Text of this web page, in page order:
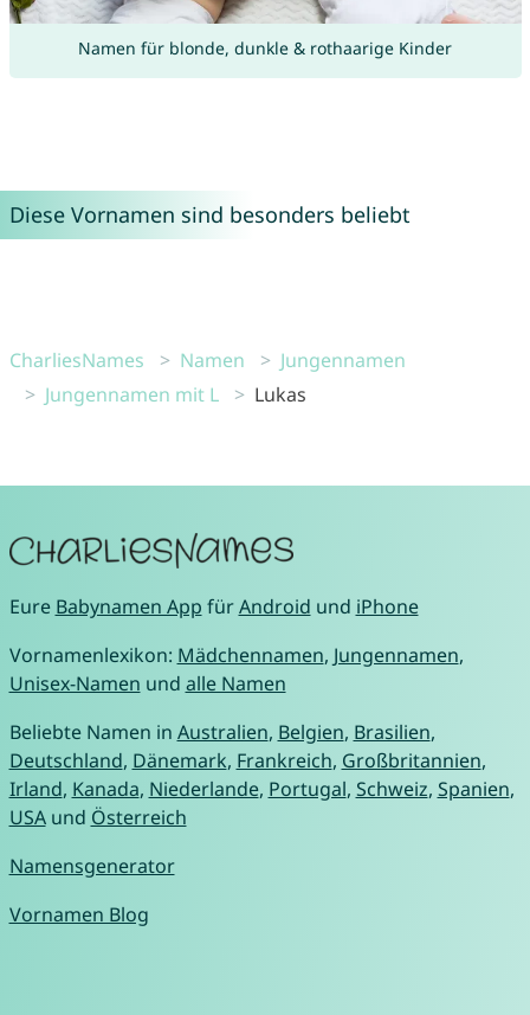
Namen für blonde, dunkle & rothaarige Kinder
Diese Vornamen sind besonders beliebt
CharliesNames Namen
Jungennamen
Jungennamen mit L
Lukas
Eure Babynamen App fürAndroid und iPhone
Vornamenlexikon: Mädchennamen, Jungennamen,
Unisex-Namen und alle Namen
Beliebte Namen in Australien, Belgien, Brasilien,
Deutschland, Dänemark, Frankreich, Großbritannien,
Irland, Kanada, Niederlande, Portugal, Schweiz, Spanien,
USAund Österreich
Namensgenerator
Vornamen Blog